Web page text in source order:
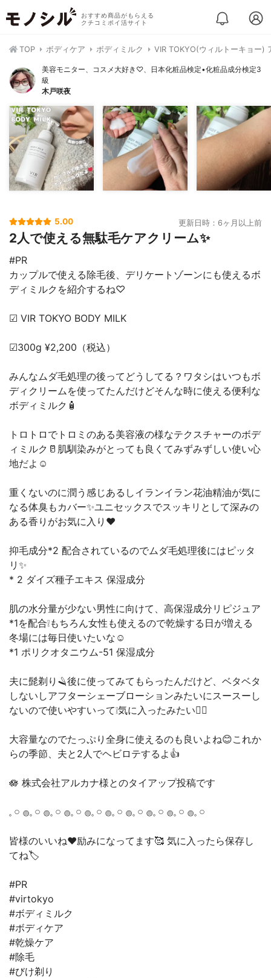
おすすめ商品がもらえる
クチコミポイ活サイト
TOP ボディケア ボディミルク VIR TOKYO(ウィルトーキョー)
美容モニター、コスメ大好き♡、日本化粧品検定•化粧品成分検定3
級
木戸咲夜
5.00 更新日時：6ヶ月以上前
2人で使える無駄毛ケアクリーム✨
#PR
カップルで使える除毛後、デリケートゾーンにも使えるボ
ディミルクを紹介するね♡
☑︎ VIR TOKYO BODY MILK
☑︎300g ¥2,200（税込）
みんなムダ毛処理の後ってどうしてる？ワタシはいつもボ
ディクリームを使ってたんだけどそんな時に使える便利な
ボディミルク🧴
トロトロでトロミのある美容液の様なテクスチャーのボデ
ィミルク🥛肌馴染みがとっても良くてみずみずしい使い心
地だよ☺️
重くないのに潤う感じあるしイランイラン花油精油が気に
なる体臭もカバー✨ユニセックスでスッキリとして深みの
ある香りがお気に入り❤︎
抑毛成分*2 配合されているのでムダ毛処理後にはピッタ
リ✨
* 2 ダイズ種子エキス 保湿成分
肌の水分量が少ない男性に向けて、高保湿成分リピジュア
*1を配合❕もちろん女性も使えるので乾燥する日が増える
冬場には毎日使いたいな☺️
*1 ポリクオタニウム-51 保湿成分
夫に髭剃り🪒後に使ってみてもらったんだけど、ベタベタ
しないしアフターシェーブローションみたいにスースーし
ないので使いやすいって❕気に入ったみたい🙆‍♂️
大容量なのでたっぷり全身に使えるのも良いよね😊これか
らの季節、夫と2人でヘビロテするよ👍
🪷 株式会社アルカナ様とのタイアップ投稿です
𓈒 𓏸 𓐍𓈒 𓏸 𓐍𓈒 𓏸 𓐍𓈒 𓏸 𓐍𓈒 𓏸 𓐍𓈒 𓏸 𓐍𓈒 𓏸 𓐍𓈒 𓏸 𓐍𓈒 𓏸 𓐍𓈒 𓏸
皆様のいいね❤️励みになってます🥰 気に入ったら保存し
てね🏷
#PR
#virtokyo
#ボディミルク
#ボディケア
#乾燥ケア
#除毛
#びけ剃り